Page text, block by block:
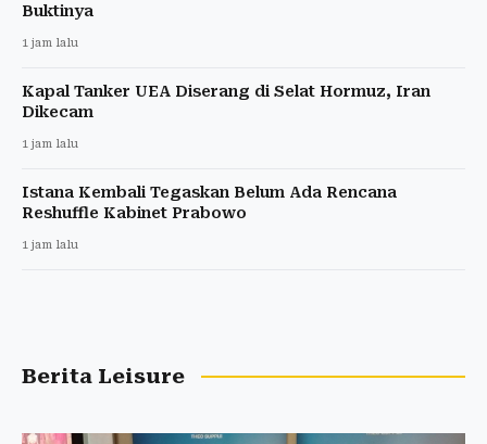
Buktinya
1 jam lalu
Kapal Tanker UEA Diserang di Selat Hormuz, Iran
Dikecam
1 jam lalu
Istana Kembali Tegaskan Belum Ada Rencana
Reshuffle Kabinet Prabowo
1 jam lalu
Berita Leisure